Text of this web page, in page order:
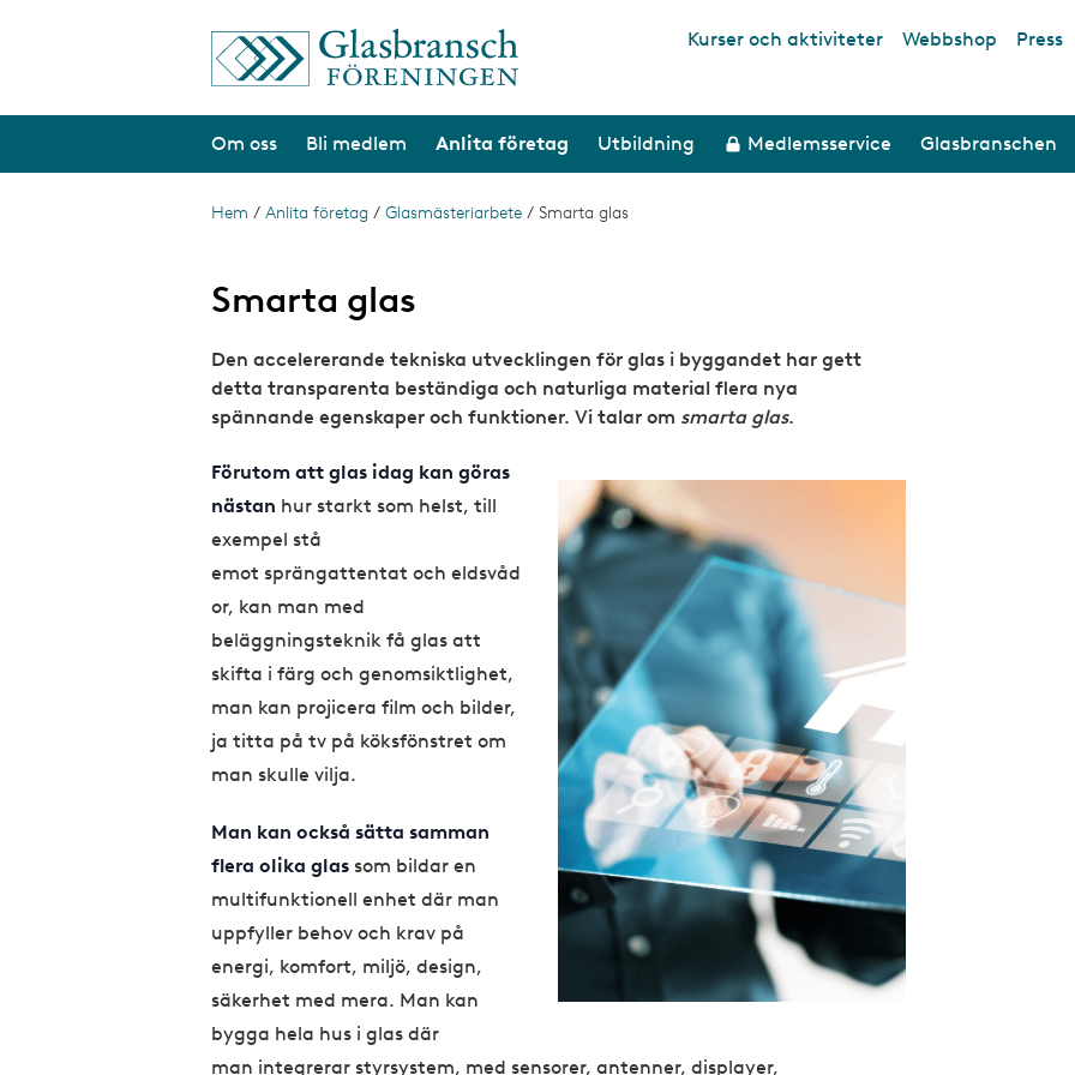
i
Top links
Kurser och aktiviteter Webbshop Press
Om oss Bli medlem Anlita företag Utbildning Medlemsservice Glasbranschen
L
n
s
t
g
Hem / Anlita företag / Glasmästeriarbete / Smarta glas
Smarta glas
Den accelererande tekniska utvecklingen för glas i byggandet har gett
detta transparenta beständiga och naturliga material flera nya
spännande egenskaper och funktioner. Vi talar om smarta glas.
Förutom att glas idag kan göras
nästan hur starkt som helst, till
exempel stå
emot sprängattentat och eldsvåd
or, kan man med
beläggningsteknik få glas att
skifta i färg och genomsiktlighet,
man kan projicera film och bilder,
ja titta på tv på köksfönstret om
man skulle vilja.
Man kan också sätta samman
flera olika glas som bildar en
multifunktionell enhet där man
uppfyller behov och krav på
energi, komfort, miljö, design,
säkerhet med mera. Man kan
bygga hela hus i glas där
man integrerar styrsystem, med sensorer, antenner, displayer,